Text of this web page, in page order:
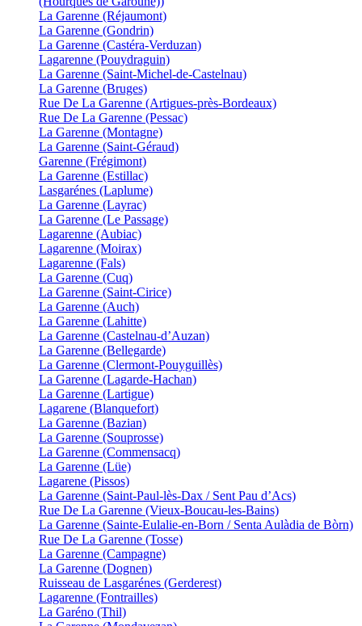
La Garenne (Réjaumont)
La Garenne (Gondrin)
La Garenne (Castéra-Verduzan)
Lagarenne (Pouydraguin)
La Garenne (Saint-Michel-de-Castelnau)
La Garenne (Bruges)
Rue De La Garenne (Artigues-près-Bordeaux)
Rue De La Garenne (Pessac)
La Garenne (Montagne)
La Garenne (Saint-Géraud)
Garenne (Frégimont)
La Garenne (Estillac)
Lasgarénes (Laplume)
La Garenne (Layrac)
La Garenne (Le Passage)
Lagarenne (Aubiac)
Lagarenne (Moirax)
Lagarenne (Fals)
La Garenne (Cuq)
La Garenne (Saint-Cirice)
La Garenne (Auch)
La Garenne (Lahitte)
La Garenne (Castelnau-d’Auzan)
La Garenne (Bellegarde)
La Garenne (Clermont-Pouyguillès)
La Garenne (Lagarde-Hachan)
La Garenne (Lartigue)
Lagarene (Blanquefort)
La Garenne (Bazian)
La Garenne (Souprosse)
La Garenne (Commensacq)
La Garenne (Lüe)
Lagarene (Pissos)
La Garenne (Saint-Paul-lès-Dax / Sent Pau d’Acs)
Rue De La Garenne (Vieux-Boucau-les-Bains)
La Garenne (Sainte-Eulalie-en-Born / Senta Aulàdia de Bòrn)
Rue De La Garenne (Tosse)
La Garenne (Campagne)
La Garenne (Dognen)
Ruisseau de Lasgarénes (Gerderest)
Lagarenne (Fontrailles)
La Garéno (Thil)